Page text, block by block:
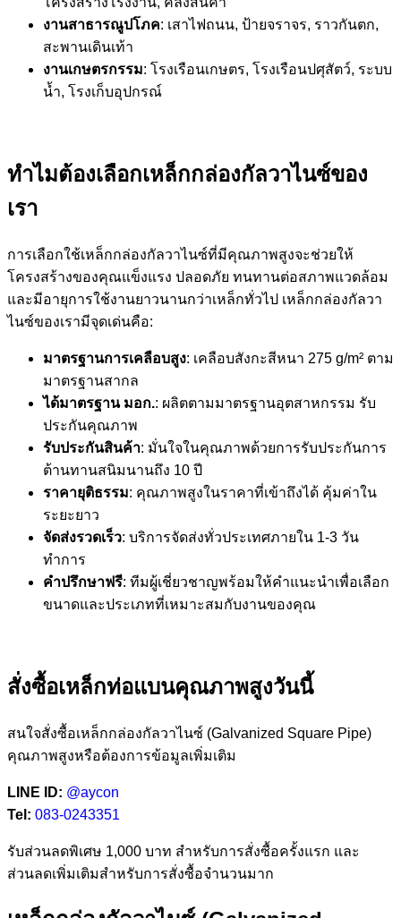
งานสาธารณูปโภค: เสาไฟถนน, ป้ายจราจร, ราวกันตก,
สะพานเดินเท้า
งานเกษตรกรรม: โรงเรือนเกษตร, โรงเรือนปศุสัตว์, ระบบ
น้ำ, โรงเก็บอุปกรณ์
ทำไมต้องเลือกเหล็กกล่องกัลวาไนซ์ของ
เรา
การเลือกใช้เหล็กกล่องกัลวาไนซ์ที่มีคุณภาพสูงจะช่วยให้
โครงสร้างของคุณแข็งแรง ปลอดภัย ทนทานต่อสภาพแวดล้อม
และมีอายุการใช้งานยาวนานกว่าเหล็กทั่วไป เหล็กกล่องกัลวา
ไนซ์ของเรามีจุดเด่นคือ:
มาตรฐานการเคลือบสูง: เคลือบสังกะสีหนา 275 g/m² ตาม
มาตรฐานสากล
ได้มาตรฐาน มอก.: ผลิตตามมาตรฐานอุตสาหกรรม รับ
ประกันคุณภาพ
รับประกันสินค้า: มั่นใจในคุณภาพด้วยการรับประกันการ
ต้านทานสนิมนานถึง 10 ปี
ราคายุติธรรม: คุณภาพสูงในราคาที่เข้าถึงได้ คุ้มค่าใน
ระยะยาว
จัดส่งรวดเร็ว: บริการจัดส่งทั่วประเทศภายใน 1-3 วัน
ทำการ
คำปรึกษาฟรี: ทีมผู้เชี่ยวชาญพร้อมให้คำแนะนำเพื่อเลือก
ขนาดและประเภทที่เหมาะสมกับงานของคุณ
สั่งซื้อเหล็กท่อแบนคุณภาพสูงวันนี้
สนใจสั่งซื้อเหล็กกล่องกัลวาไนซ์ (Galvanized Square Pipe)
คุณภาพสูงหรือต้องการข้อมูลเพิ่มเติม
LINE ID: @aycon
Tel: 083-0243351
รับส่วนลดพิเศษ 1,000 บาท สำหรับการสั่งซื้อครั้งแรก และ
ส่วนลดเพิ่มเติมสำหรับการสั่งซื้อจำนวนมาก